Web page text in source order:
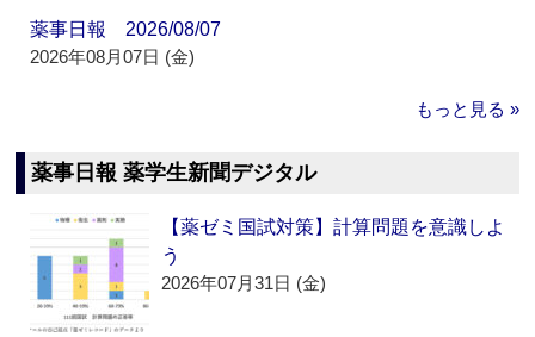
薬事日報 2026/08/07
2026年08月07日 (金)
もっと見る »
薬事日報 薬学生新聞デジタル
【薬ゼミ国試対策】計算問題を意識しよ
う
2026年07月31日 (金)